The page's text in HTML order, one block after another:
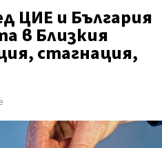
ЦИЕ и България
в Близкия
стагнация,